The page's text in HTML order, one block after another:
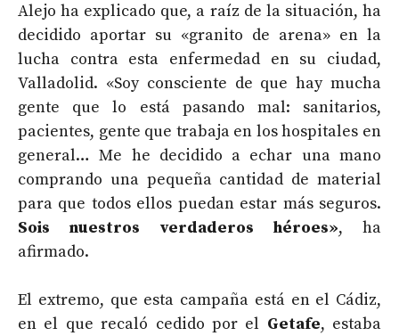
Alejo ha explicado que, a raíz de la situación, ha
decidido aportar su «granito de arena» en la
lucha contra esta enfermedad en su ciudad,
Valladolid. «Soy consciente de que hay mucha
gente que lo está pasando mal: sanitarios,
pacientes, gente que trabaja en los hospitales en
general… Me he decidido a echar una mano
comprando una pequeña cantidad de material
para que todos ellos puedan estar más seguros.
Sois nuestros verdaderos héroes», ha
afirmado.
El extremo, que esta campaña está en el Cádiz,
en el que recaló cedido por el Getafe, estaba